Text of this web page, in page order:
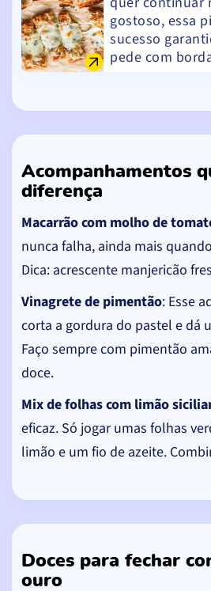
gostoso, essa
sucesso
pede com
Acompanhamentos
diferença
Macarrão com molho de
nunca falha, ainda mais
Dica: acrescente manjericão
Vinagrete de pimentão: Esse
corta a gordura do pastel e dá
Faço sempre com pimentão
doce.
Mix de folhas com limão
eficaz. Só jogar umas folhas
limão e um fio de azeite.
Doces para fechar
ouro